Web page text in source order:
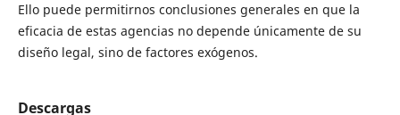
Ello puede permitirnos conclusiones generales en que la
eficacia de estas agencias no depende únicamente de su
diseño legal, sino de factores exógenos.
Descargas